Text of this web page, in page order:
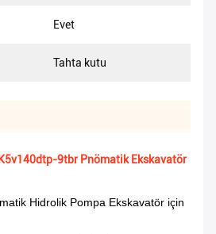
Evet
Tahta kutu
9tbr Pnömatik Ekskavatör
Hidrolik Pompa Ekskavatör için